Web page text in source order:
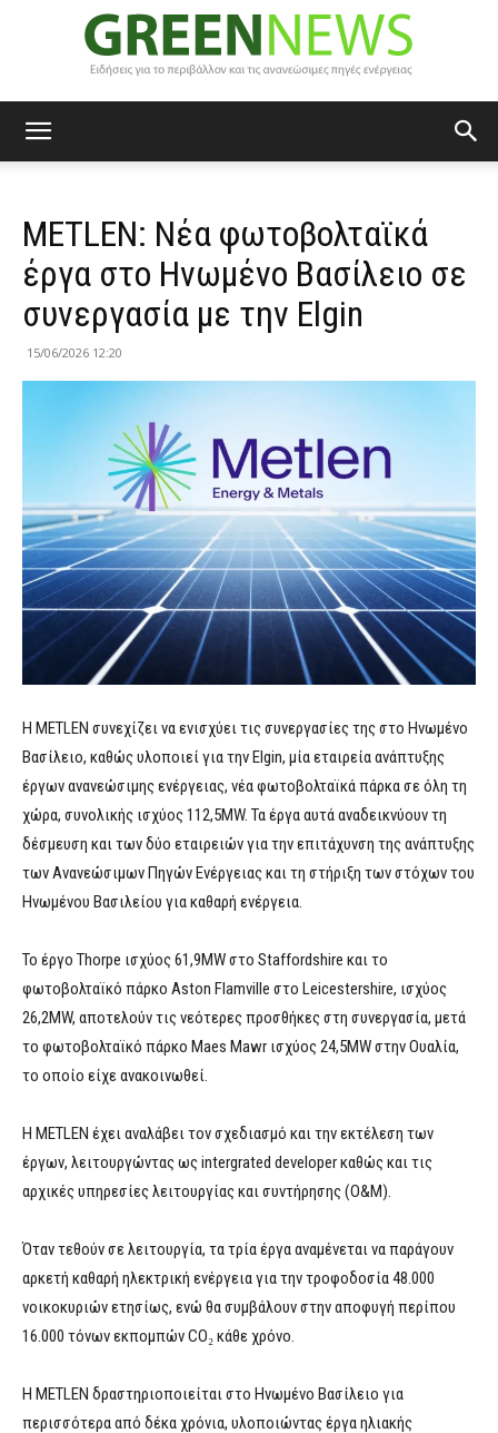
News
METLEN: Νέα φωτοβολταϊκά
έργα στο Ηνωμένο Βασίλειο σε
συνεργασία με την Elgin
15/06/2026 12:20
Η METLEN συνεχίζει να ενισχύει τις συνεργασίες της στο Ηνωμένο
Βασίλειο, καθώς υλοποιεί για την Elgin, μία εταιρεία ανάπτυξης
έργων ανανεώσιμης ενέργειας, νέα φωτοβολταϊκά πάρκα σε όλη τη
χώρα, συνολικής ισχύος 112,5MW. Τα έργα αυτά αναδεικνύουν τη
δέσμευση και των δύο εταιρειών για την επιτάχυνση της ανάπτυξης
των Ανανεώσιμων Πηγών Ενέργειας και τη στήριξη των στόχων του
Ηνωμένου Βασιλείου για καθαρή ενέργεια.
Το έργο Thorpe ισχύος 61,9MW στο Staffordshire και το
φωτοβολταϊκό πάρκο Aston Flamville στο Leicestershire, ισχύος
26,2MW, αποτελούν τις νεότερες προσθήκες στη συνεργασία, μετά
το φωτοβολταϊκό πάρκο Maes Mawr ισχύος 24,5MW στην Ουαλία,
το οποίο είχε ανακοινωθεί.
Η METLEN έχει αναλάβει τον σχεδιασμό και την εκτέλεση των
έργων, λειτουργώντας ως intergrated developer καθώς και τις
αρχικές υπηρεσίες λειτουργίας και συντήρησης (O&M).
Όταν τεθούν σε λειτουργία, τα τρία έργα αναμένεται να παράγουν
αρκετή καθαρή ηλεκτρική ενέργεια για την τροφοδοσία 48.000
νοικοκυριών ετησίως, ενώ θα συμβάλουν στην αποφυγή περίπου
16.000 τόνων εκπομπών CO₂ κάθε χρόνο.
Η METLEN δραστηριοποιείται στο Ηνωμένο Βασίλειο για
περισσότερα από δέκα χρόνια, υλοποιώντας έργα ηλιακής